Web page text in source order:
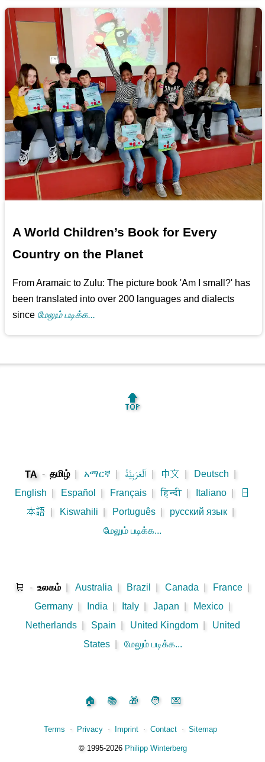
A World Children’s Book for Every
Country on the Planet
From Aramaic to Zulu: The picture book 'Am I small?' has
been translated into over 200 languages and dialects
since மேலும் படிக்க...
🔝
TA - தமிழ் አማርኛ اَلْعَرَبِيَّةُ 中文 Deutsch
English
Español Français हिन्दी Italiano
日
本語
Kiswahili Português русский язык
மேலும் படிக்க...
🛒 - உலகம் Australia Brazil Canada France
Germany
India Italy Japan Mexico
Netherlands
Spain United Kingdom
United
States
மேலும் படிக்க...
🏠 📚 🎁 🧑 💌
Terms ⋅ Privacy ⋅ Imprint ⋅ Contact ⋅ Sitemap
©️1995‑2026 Philipp Winterberg